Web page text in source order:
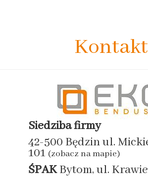
Kontakt
Siedziba firmy
42-500 Będzin ul.
101 (zobacz na mapie)
ŚPAKBytom, ul.